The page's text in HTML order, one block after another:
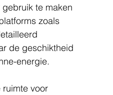
te maken
zoals
de geschiktheid
energie.
voor